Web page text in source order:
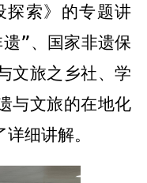
探索》的专题讲
”、国家非遗保
文旅之乡社、学
与文旅的在地化
细讲解。